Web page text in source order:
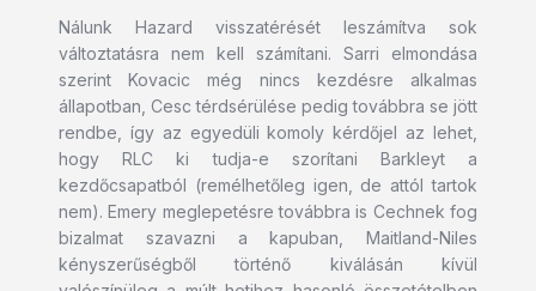
Nálunk Hazard visszatérését leszámítva sok
változtatásra nem kell számítani. Sarri elmondása
szerint Kovacic még nincs kezdésre alkalmas
állapotban, Cesc térdsérülése pedig továbbra se jött
rendbe, így az egyedüli komoly kérdőjel az lehet,
hogy RLC ki tudja-e szorítani Barkleyt a
kezdőcsapatból (remélhetőleg igen, de attól tartok
nem). Emery meglepetésre továbbra is Cechnek fog
bizalmat szavazni a kapuban, Maitland-Niles
kényszerűségből történő kiválásán kívül